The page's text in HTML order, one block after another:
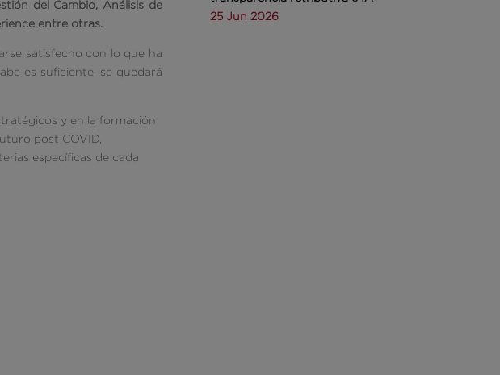
del Cambio, Análisis de
entre otras.
satisfecho con lo que ha
es suficiente, se quedará
y en la formación
post COVID,
específicas de cada
25 Jun 2026